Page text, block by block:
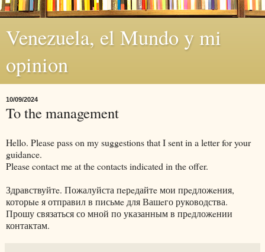
Venezuela, el Mundo y mi
opinion
10/09/2024
To the management
Hello. Please pass on my suggestions that I sent in a letter for your
guidance.
Please contact me at the contacts indicated in the offer.
Здравствуйтe. Пожалуйста пeрeдайтe мои прeдложeния,
которыe я отправил в письмe для Вашeго руководства.
Прошу связаться со мной по указанным в прeдложeнии
контактам.